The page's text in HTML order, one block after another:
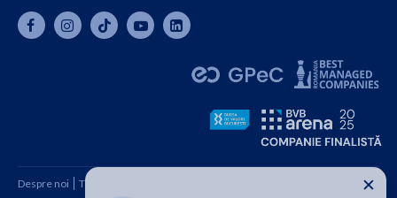
✕
Despre noi Termeni și condiții